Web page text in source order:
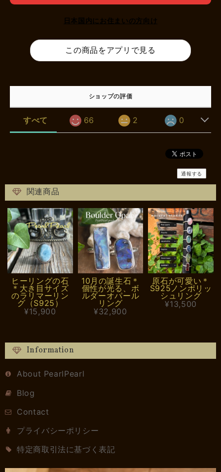
日本国内にお住まいの方向け
この商品をアプリで見る
ショップの評価
すべて 66 2 0
通報する
関連商品
ヒーリングの石
＊大き目サイズ
のラリマーリン
グ（S925）
¥15,900
10月の誕生石＊
個性が光る、ボ
ルダーオパール
リング
¥32,900
原石が可愛い＊
S925ノンポリッ
シュリング
¥13,500
Information
About PearlPearl
Blog
Contact
プライバシーポリシー
特定商取引法に基づく表記